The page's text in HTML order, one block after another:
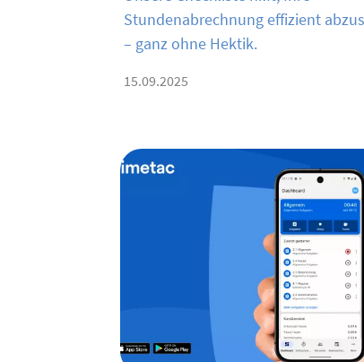
Stundenabrechnung effizient
– ganz ohne Hektik.
15.09.2025